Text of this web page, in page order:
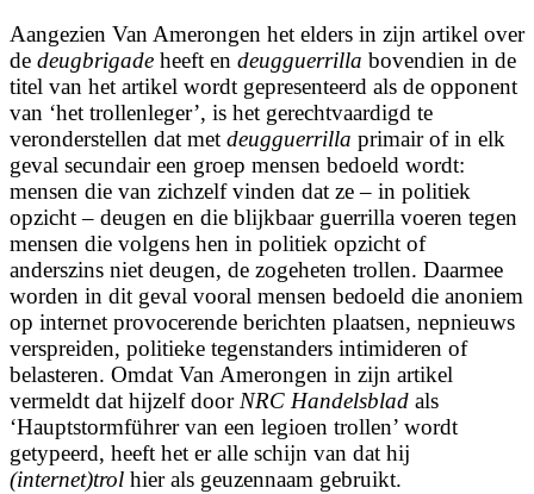
Aangezien Van Amerongen het elders in zijn artikel over
de deugbrigade heeft en deugguerrilla bovendien in de
titel van het artikel wordt gepresenteerd als de opponent
van ‘het trollenleger’, is het gerechtvaardigd te
veronderstellen dat met deugguerrilla primair of in elk
geval secundair een groep mensen bedoeld wordt:
mensen die van zichzelf vinden dat ze – in politiek
opzicht – deugen en die blijkbaar guerrilla voeren tegen
mensen die volgens hen in politiek opzicht of
anderszins niet deugen, de zogeheten trollen. Daarmee
worden in dit geval vooral mensen bedoeld die anoniem
op internet provocerende berichten plaatsen, nepnieuws
verspreiden, politieke tegenstanders intimideren of
belasteren. Omdat Van Amerongen in zijn artikel
vermeldt dat hijzelf door NRC Handelsblad als
‘Hauptstormführer van een legioen trollen’ wordt
getypeerd, heeft het er alle schijn van dat hij
(internet)trol hier als geuzennaam gebruikt.